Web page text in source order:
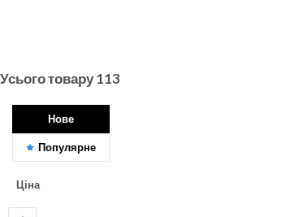
Усього товару113
Нове
Популярне
Ціна